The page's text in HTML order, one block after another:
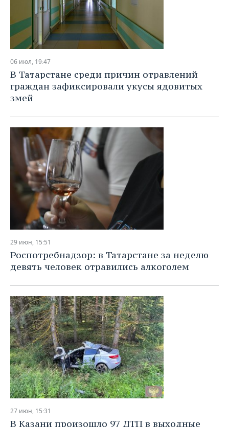
06 июл, 19:47
В Татарстане среди причин отравлений
граждан зафиксировали укусы ядовитых
змей
29 июн, 15:51
Роспотребнадзор: в Татарстане за неделю
девять человек отравились алкоголем
27 июн, 15:31
В Казани произошло 97 ДТП в выходные